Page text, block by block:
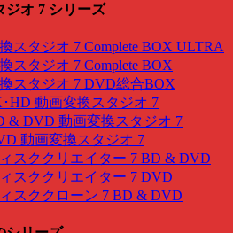
ジオ 7 シリーズ
スタジオ 7 Complete BOX ULTRA
スタジオ 7 Complete BOX
スタジオ 7 DVD総合BOX
HD 動画変換スタジオ 7
& DVD 動画変換スタジオ 7
動画変換スタジオ 7
スククリエイター 7 BD & DVD
スククリエイター 7 DVD
スククローン 7 BD & DVD